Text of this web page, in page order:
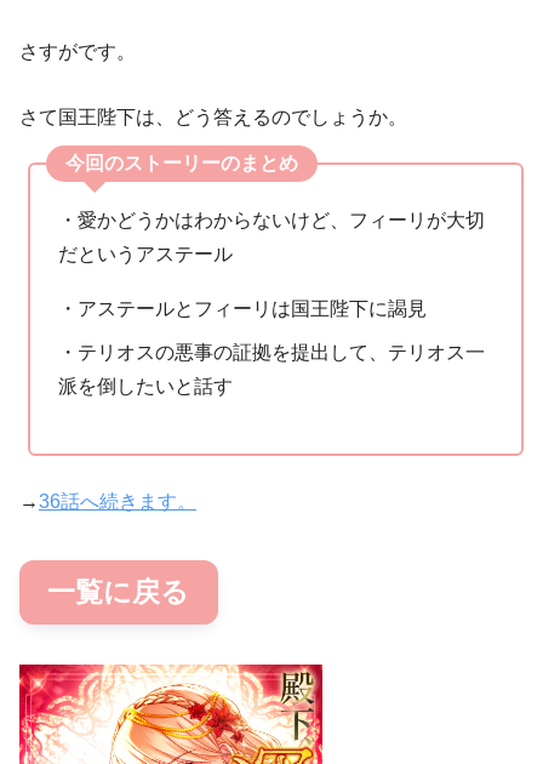
さすがです。
さて国王陛下は、どう答えるのでしょうか。
今回のストーリーのまとめ
・愛かどうかはわからないけど、フィーリが大切
だというアステール
・アステールとフィーリは国王陛下に謁見
・テリオスの悪事の証拠を提出して、テリオス一
派を倒したいと話す
→36話へ続きます。
一覧に戻る